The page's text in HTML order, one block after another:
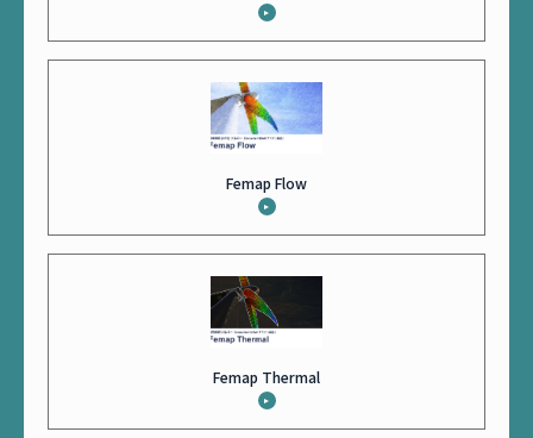
Femap Flow
Femap Thermal